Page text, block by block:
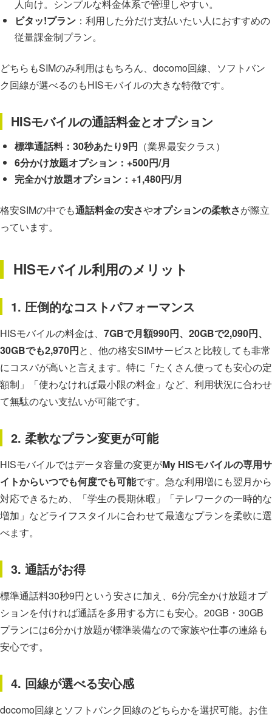
人向け。シンプルな料金体系で管理しやすい。
ビタッ!プラン ：利用した分だけ支払いたい人におすすめの
従量課金制プラン。
どちらもSIMのみ利用はもちろん、docomo回線、ソフトバン
ク回線が選べるのもHISモバイルの大きな特徴です。
HISモバイルの通話料金とオプション
標準通話料：30秒あたり9円 （業界最安クラス）
6分かけ放題オプション：+500円/月
完全かけ放題オプション：+1,480円/月
格安SIMの中でも通話料金の安さやオプションの柔軟さが際立
っています。
HISモバイル利用のメリット
1. 圧倒的なコストパフォーマンス
HISモバイルの料金は、 7GBで月額990円、20GBで2,090円、
30GBでも2,970円と、他の格安SIMサービスと比較しても非常
にコスパが高いと言えます。特に「たくさん使っても安心の定
額制」「使わなければ最小限の料金」など、利用状況に合わせ
て無駄のない支払いが可能です。
2. 柔軟なプラン変更が可能
HISモバイルではデータ容量の変更がMy HISモバイルの専用サ
イトからいつでも何度でも可能です。急な利用増にも翌月から
対応できるため、「学生の長期休暇」「テレワークの一時的な
増加」などライフスタイルに合わせて最適なプランを柔軟に選
べます。
3. 通話がお得
標準通話料30秒9円という安さに加え、6分/完全かけ放題オプ
ションを付ければ通話を多用する方にも安心。20GB・30GB
プランには6分かけ放題が標準装備なので家族や仕事の連絡も
安心です。
4. 回線が選べる安心感
docomo回線とソフトバンク回線のどちらかを選択可能。お住